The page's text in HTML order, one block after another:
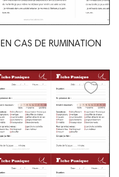
EN CAS DE RUMINATION